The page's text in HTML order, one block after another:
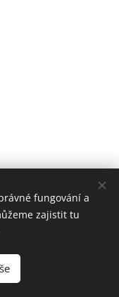
Cookies
fungování a
zajistit tu